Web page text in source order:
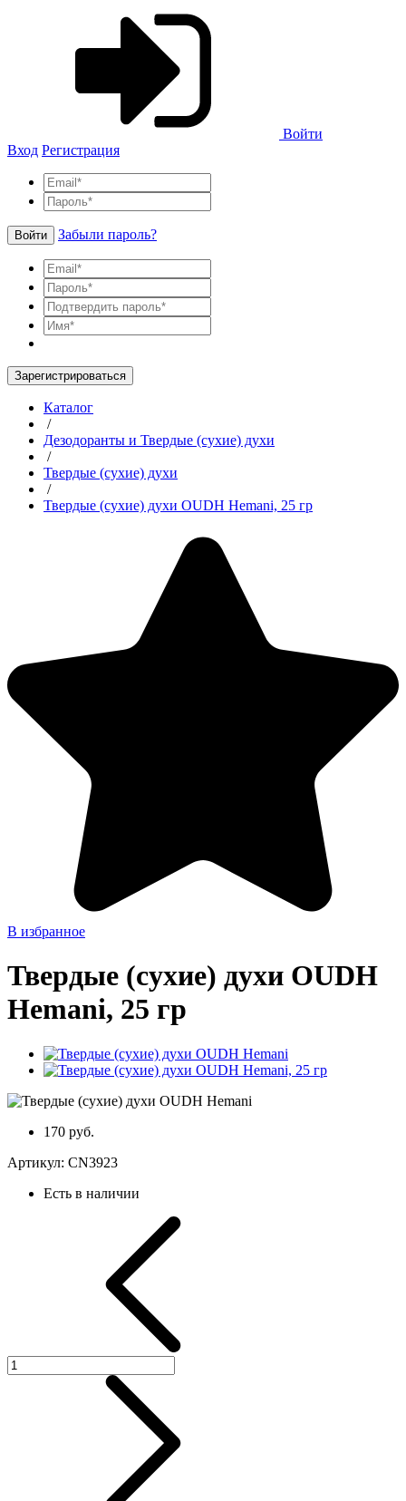
Войти
Вход Регистрация
Войти Забыли пароль?
Зарегистрироваться
Каталог
/
Дезодоранты и Твердые (сухие) духи
/
Твердые (сухие) духи
/
Твердые (сухие) духи OUDH Hemani, 25 гр
В избранное
Твердые (сухие) духи OUDH
Hemani, 25 гр
170 руб.
Артикул: CN3923
Есть в наличии